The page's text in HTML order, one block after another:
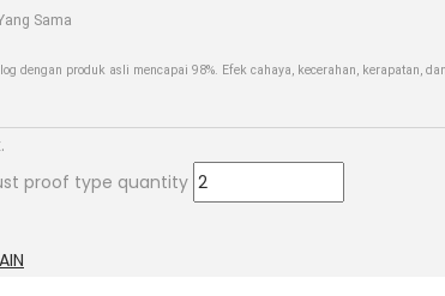
Sama
dengan produk asli mencapai 98%. Efek cahaya, kecerahan, kerapatan,
proof type quantity